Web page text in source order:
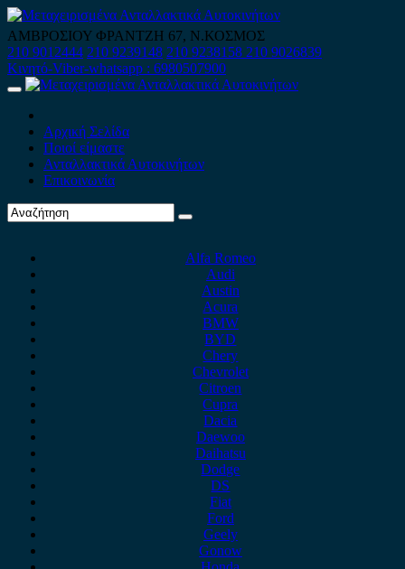
Skip
to
content
ΑΜΒΡΟΣΙΟΥ ΦΡΑΝΤΖΗ 67, Ν.ΚΟΣΜΟΣ
210 9012444 210 9239148 210 9238158 210 9026839
Κινητό-Viber-whatsapp : 6980507900
Primary
Αρχική Σελίδα
Ποιοί είμαστε
Ανταλλακτικά Αυτοκινήτων
Επικοινωνία
Alfa Romeo
Audi
Austin
Acura
BMW
BYD
Chery
Chevrolet
Citroen
Cupra
Dacia
Daewoo
Daihatsu
Dodge
DS
Fiat
Ford
Geely
Gonow